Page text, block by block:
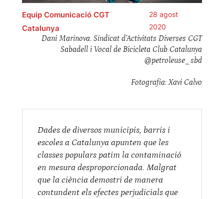
Equip Comunicació CGT
Catalunya
28 agost
2020
Dani Marinova. Sindicat d’Activitats Diverses CGT
Sabadell i Vocal de Bicicleta Club Catalunya
@petroleuse_sbd
Fotografia: Xavi Calvo
Dades de diversos municipis, barris i
escoles a Catalunya apunten que les
classes populars patim la contaminació
en mesura desproporcionada. Malgrat
que la ciència demostri de manera
contundent els efectes perjudicials que